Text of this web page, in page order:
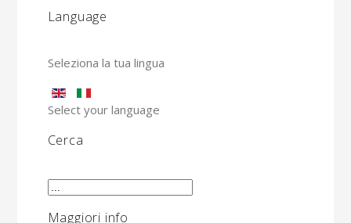
Language
Seleziona la tua lingua
Select your language
Cerca
Maggiori info